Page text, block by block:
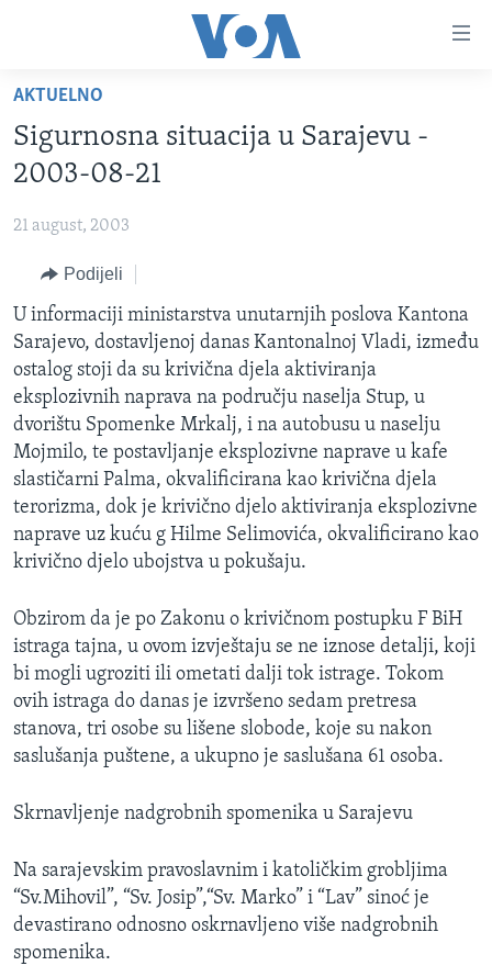
glavni
sadržaj
Pređi
na
glavnu
navigaciju
pretragu
VIDEO
VIJESTI
SJEDINJENE AMERIČKE DRŽAVE
BOSNA I HERCEGOVINA
SVIJET
NAUKA I TEHNOLOGIJA
SPECIJALNI PROJEKTI
KORUPCIJA
SLOBODA MEDIJA
ŽENSKA STRANA
IZBJEGLIČKA STRANA
MAGAZIN
O GLASU AMERIKE
Learning English
PRATITE NAS
AKTUELNO
Sigurnosna situacija u Sarajevu -
2003-08-21
21 august, 2003
Podijeli
U informaciji ministarstva unutarnjih poslova Kantona
Sarajevo, dostavljenoj danas Kantonalnoj Vladi, između
ostalog stoji da su krivična djela aktiviranja
eksplozivnih naprava na području naselja Stup, u
dvorištu Spomenke Mrkalj, i na autobusu u naselju
Mojmilo, te postavljanje eksplozivne naprave u kafe
slastičarni Palma, okvalificirana kao krivična djela
terorizma, dok je krivično djelo aktiviranja eksplozivne
naprave uz kuću g Hilme Selimovića, okvalificirano kao
krivično djelo ubojstva u pokušaju.
Obzirom da je po Zakonu o krivičnom postupku F BiH
istraga tajna, u ovom izvještaju se ne iznose detalji, koji
bi mogli ugroziti ili ometati dalji tok istrage. Tokom
ovih istraga do danas je izvršeno sedam pretresa
stanova, tri osobe su lišene slobode, koje su nakon
saslušanja puštene, a ukupno je saslušana 61 osoba.
Skrnavljenje nadgrobnih spomenika u Sarajevu
Na sarajevskim pravoslavnim i katoličkim grobljima
“Sv.Mihovil”, “Sv. Josip”,“Sv. Marko” i “Lav” sinoć je
devastirano odnosno oskrnavljeno više nadgrobnih
spomenika.